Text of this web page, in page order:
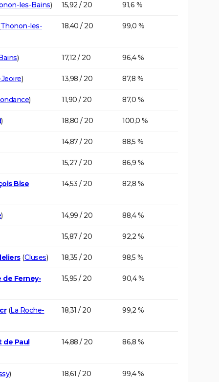
les-Bains) 15,92 / 20 91,6 %
Thonon-les- 18,40 / 20 99,0 %
) 17,12 / 20 96,4 %
) 13,98 / 20 87,8 %
) 11,90 / 20 87,0 %
) 18,80 / 20 100,0 %
14,87 / 20 88,5 %
15,27 / 20 86,9 %
Bise 14,53 / 20 82,8 %
) 14,99 / 20 88,4 %
15,87 / 20 92,2 %
(Cluses) 18,35 / 20 98,5 %
de Ferney- 15,95 / 20 90,4 %
(La Roche- 18,31 / 20 99,2 %
de Paul 14,88 / 20 86,8 %
) 18,61 / 20 99,4 %